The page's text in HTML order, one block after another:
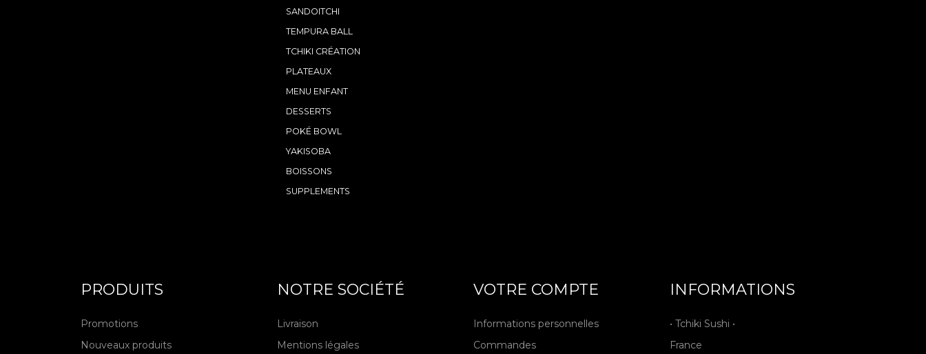
SANDOITCHI
TEMPURA BALL
TCHIKI CRÉATION
PLATEAUX
MENU ENFANT
DESSERTS
POKÉ BOWL
YAKISOBA
BOISSONS
SUPPLEMENTS
PRODUITS
Promotions
Nouveaux produits
NOTRE SOCIÉTÉ
Livraison
Mentions légales
VOTRE COMPTE
Informations personnelles
Commandes
INFORMATIONS
• Tchiki Sushi •
France